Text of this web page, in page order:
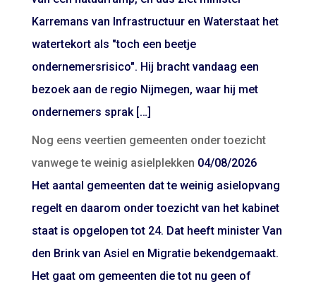
Karremans van Infrastructuur en Waterstaat het
watertekort als "toch een beetje
ondernemersrisico". Hij bracht vandaag een
bezoek aan de regio Nijmegen, waar hij met
ondernemers sprak […]
Nog eens veertien gemeenten onder toezicht
vanwege te weinig asielplekken 04/08/2026
Het aantal gemeenten dat te weinig asielopvang
regelt en daarom onder toezicht van het kabinet
staat is opgelopen tot 24. Dat heeft minister Van
den Brink van Asiel en Migratie bekendgemaakt.
Het gaat om gemeenten die tot nu geen of